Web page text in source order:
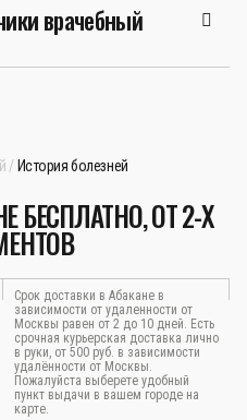
врачебный
История болезней
БЕСПЛАТНО, ОТ 2-Х
Срок доставки в Абакане в
зависимости от удаленности от
Москвы равен от 2 до 10 дней. Есть
срочная курьерская доставка лично
в руки, от 500 руб. в зависимости
удалённости от Москвы.
Пожалуйста выберете удобный
пункт выдачи в вашем городе на
карте.